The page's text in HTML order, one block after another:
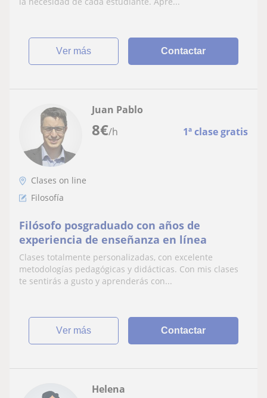
ver más Contactar
8€/h 1ª clase gratis
Juan Pablo
Clases on line
Filosofía
Filósofo posgraduado con años de
experiencia de enseñanza en línea
Clases totalmente personalizadas, con excelente
metodologías pedagógicas y didácticas. Con mis clases
te sentirás a gusto y aprenderás con...
ver más Contactar
Helena